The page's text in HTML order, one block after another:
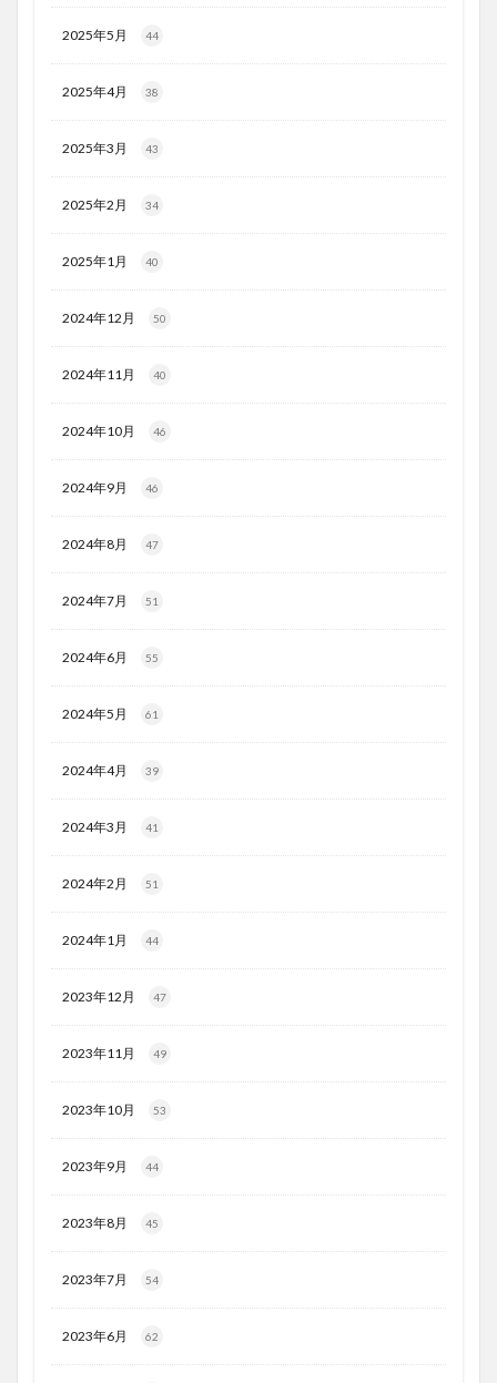
2025年5月 44
2025年4月 38
2025年3月 43
2025年2月 34
2025年1月 40
2024年12月 50
2024年11月 40
2024年10月 46
2024年9月 46
2024年8月 47
2024年7月 51
2024年6月 55
2024年5月 61
2024年4月 39
2024年3月 41
2024年2月 51
2024年1月 44
2023年12月 47
2023年11月 49
2023年10月 53
2023年9月 44
2023年8月 45
2023年7月 54
2023年6月 62